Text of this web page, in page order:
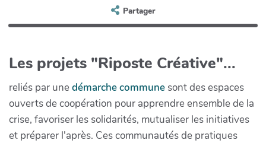
Partager
Les projets "Riposte Créative"...
reliés par unedémarche communesont des espaces
ouverts de coopération pour apprendre ensemble de la
crise, favoriser les solidarités, mutualiser les initiatives
et préparer l'après. Ces communautés de pratiques